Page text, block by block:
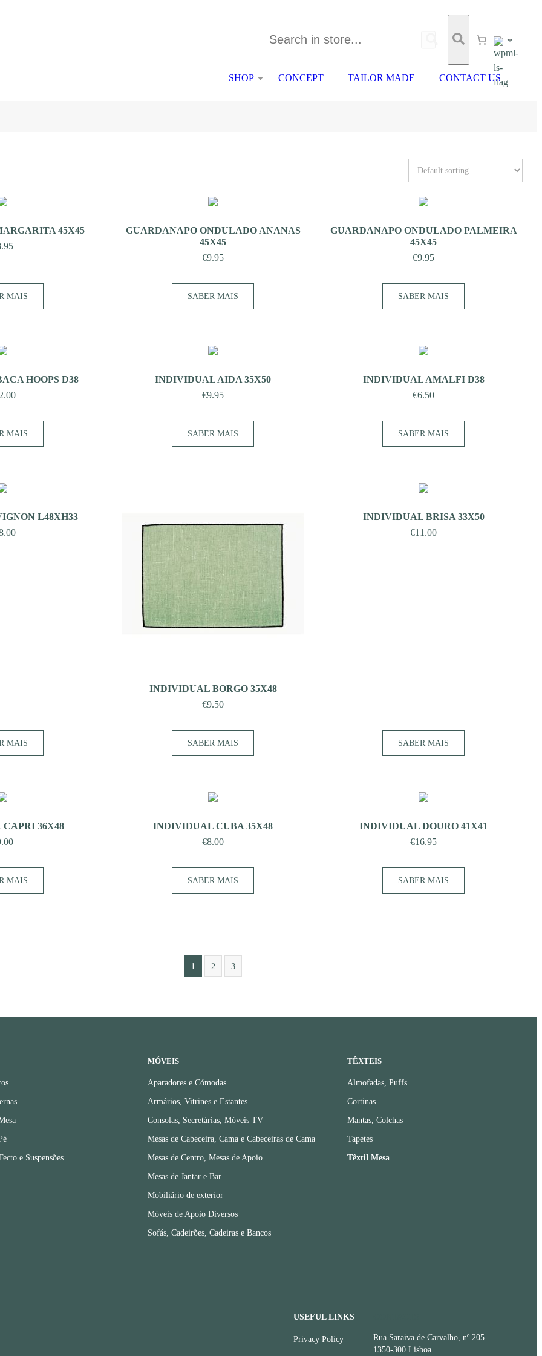
SHOP CONCEPT TAILOR MADE CONTACT US
45X45
MAIS
GUARDANAPO ONDULADO ANANAS
45X45
€9.95
SABER MAIS
GUARDANAPO ONDULADO PALMEIRA
45X45
€9.95
SABER MAIS
HOOPS D38
MAIS
INDIVIDUAL AIDA 35X50
€9.95
SABER MAIS
INDIVIDUAL AMALFI D38
€6.50
SABER MAIS
L48XH33
MAIS
INDIVIDUAL BORGO 35X48
€9.50
SABER MAIS
INDIVIDUAL BRISA 33X50
€11.00
SABER MAIS
36X48
MAIS
INDIVIDUAL CUBA 35X48
€8.00
SABER MAIS
INDIVIDUAL DOURO 41X41
€16.95
SABER MAIS
1 2 3
e Suspensões
MÓVEIS
Aparadores e Cómodas
Armários, Vitrines e Estantes
Consolas, Secretárias, Móveis TV
Mesas de Cabeceira, Cama e Cabeceiras de Cama
Mesas de Centro, Mesas de Apoio
Mesas de Jantar e Bar
Mobiliário de exterior
Móveis de Apoio Diversos
Sofás, Cadeirões, Cadeiras e Bancos
TÊXTEIS
Almofadas, Puffs
Cortinas
Mantas, Colchas
Tapetes
Têxtil Mesa
USEFUL LINKS
Privacy Policy
Rua Saraiva de Carvalho, nº 205
1350-300 Lisboa